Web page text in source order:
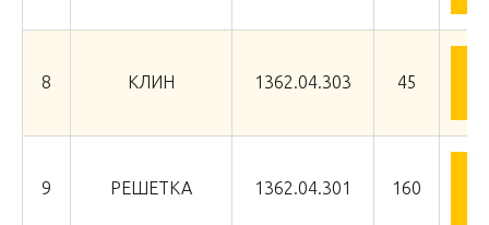
8 КЛИН 1362.04.303 45
9 РЕШЕТКА 1362.04.301 160